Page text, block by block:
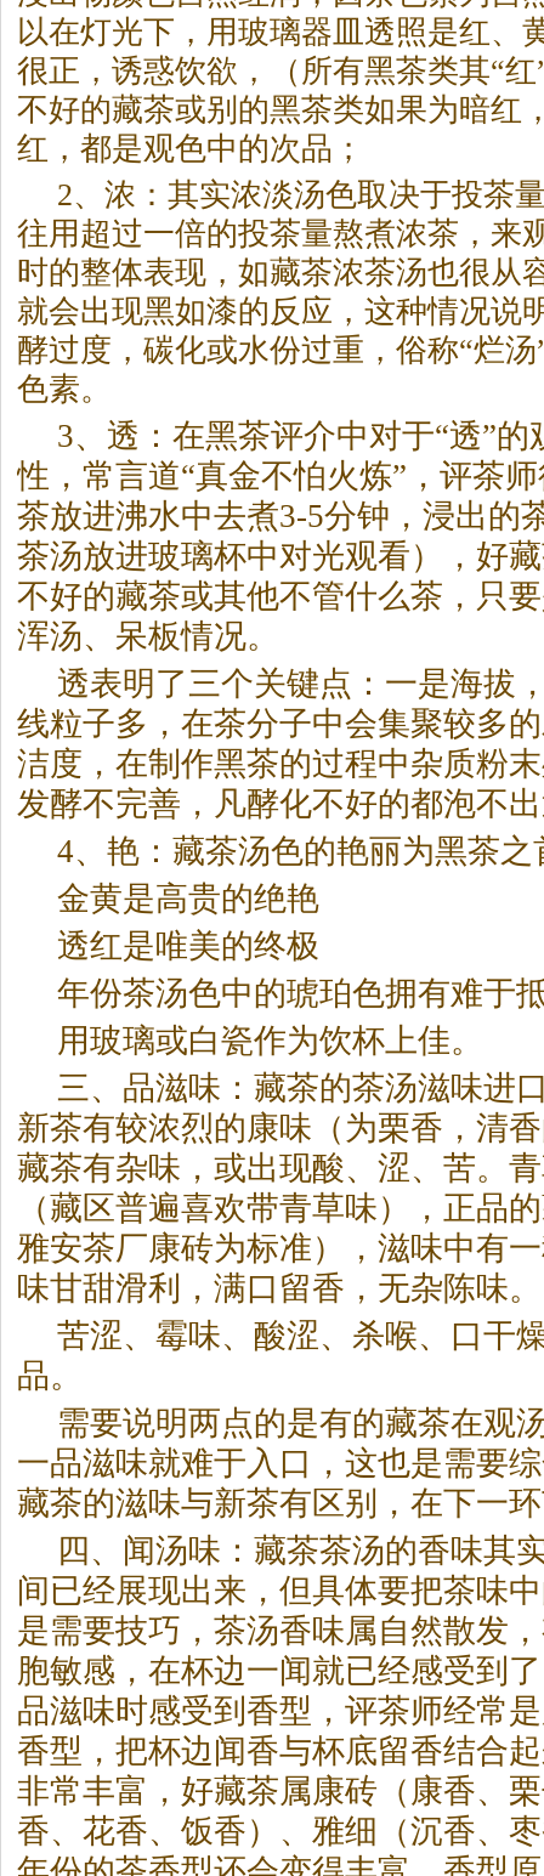
以在灯光下，用玻璃器皿透照是红、
很正，诱惑饮欲，（所有黑茶类其“
不好的藏茶或别的黑茶类如果为暗红
红，都是观色中的次品；
2、浓：其实浓淡汤色取决于投茶
往用超过一倍的投茶量熬煮浓茶，来
时的整体表现，如藏茶浓茶汤也很从
就会出现黑如漆的反应，这种情况说
酵过度，碳化或水份过重，俗称“烂
色素。
3、透：在黑茶评介中对于“透”
性，常言道“真金不怕火炼”，评茶
茶放进沸水中去煮3-5分钟，浸出的
茶汤放进玻璃杯中对光观看），好
不好的藏茶或其他不管什么茶，只
浑汤、呆板情况。
透表明了三个关键点：一是海拔
线粒子多，在茶分子中会集聚较多
洁度，在制作黑茶的过程中杂质粉
发酵不完善，凡酵化不好的都泡不
4、艳：藏茶汤色的艳丽为黑茶之
金黄是高贵的绝艳
透红是唯美的终极
年份茶汤色中的琥珀色拥有难于
用玻璃或白瓷作为饮杯上佳。
三、品滋味：藏茶的茶汤滋味进
新茶有较浓烈的康味（为栗香，清
藏茶有杂味，或出现酸、涩、苦。
（藏区普遍喜欢带青草味），正品
雅安茶厂康砖为标准），滋味中有
味甘甜滑利，满口留香，无杂陈味。
苦涩、霉味、酸涩、杀喉、口干
品。
需要说明两点的是有的藏茶在观
一品滋味就难于入口，这也是需要
藏茶的滋味与新茶有区别，在下一
四、闻汤味：藏茶茶汤的香味其
间已经展现出来，但具体要把茶味
是需要技巧，茶汤香味属自然散发
胞敏感，在杯边一闻就已经感受到
品滋味时感受到香型，评茶师经常
香型，把杯边闻香与杯底留香结合
非常丰富，好藏茶属康砖（康香、
香、花香、饭香）、雅细（沉香、